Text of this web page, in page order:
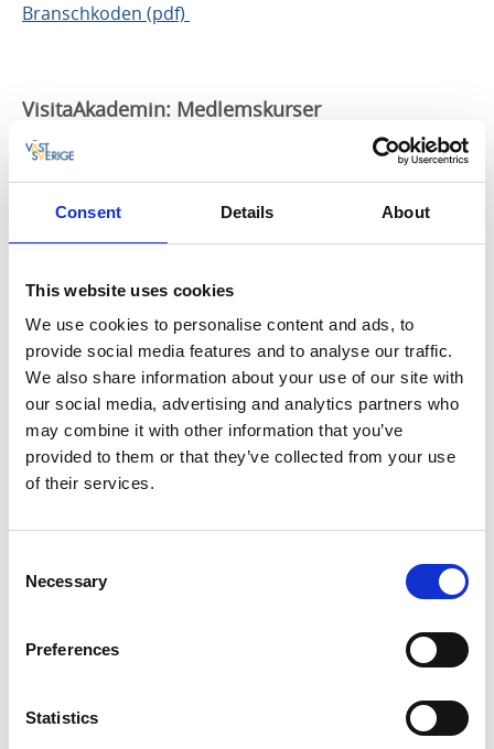
Consent Details About
This website uses cookies
We use cookies to personalise content and ads, to
provide social media features and to analyse our traffic.
We also share information about your use of our site with
our social media, advertising and analytics partners who
may combine it with other information that you’ve
provided to them or that they’ve collected from your use
of their services.
Selection
Necessary
Preferences
Statistics
Branschkoden (pdf)
VisitaAkademin: Medlemskurser
VisitaAkademin erbjuder medlemmar kurser inom
inom alla delar av besöksnäringen. Däribland en
digital utbildning ”Sund arbetsplats” som bygger på
branschkoden.
Till VisitaAkademin
En guide om unga på arbetsmarknaden – Gig
eller guldklocka
Att locka ny kompetens med en ny generation på
arbetsmarknaden, är inte enkelt. Västsvenska
hjälpmedel i arbetet; en guide till unga på
arbetsmarknaden. Att kunna attrahera, behålla och
kompetensförsörjning. Men också en nyckel för att
kunna fortsätta utveckla sitt företag och sin affärsidé.
Läs hela rapporten här